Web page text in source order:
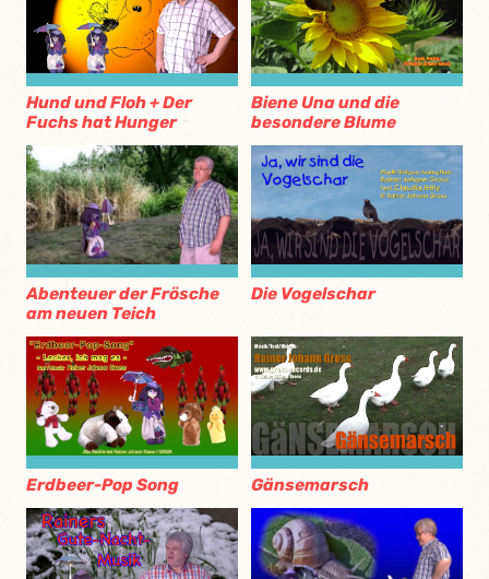
Hund und Floh + Der
Fuchs hat Hunger
Biene Una und die
besondere Blume
Abenteuer der Frösche
am neuen Teich
Die Vogelschar
Erdbeer-Pop Song Gänsemarsch